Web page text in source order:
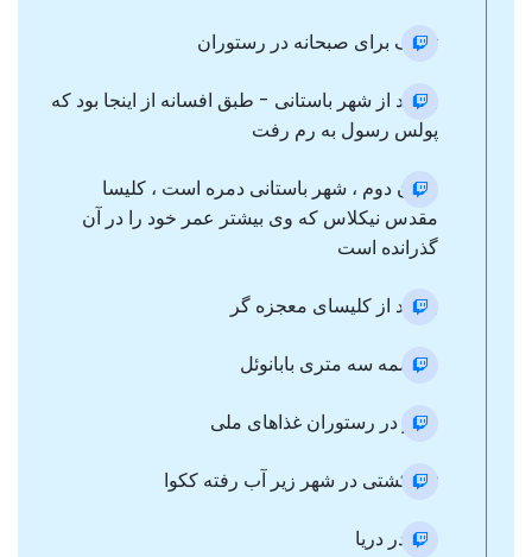
توقف برای صبحانه در رستوران
بازدید از شهر باستانی - طبق افسانه از اینجا بود که
پولس رسول به رم رفت
مکان دوم ، شهر باستانی دمره است ، کلیسا
مقدس نیکلاس که وی بیشتر عمر خود را در آن
گذرانده است
بازدید از کلیسای معجزه گر
مجسمه سه متری بابانوئل
ناهار در رستوران غذاهای ملی
تور کشتی در شهر زیر آب رفته ککوا
شنا در دریا